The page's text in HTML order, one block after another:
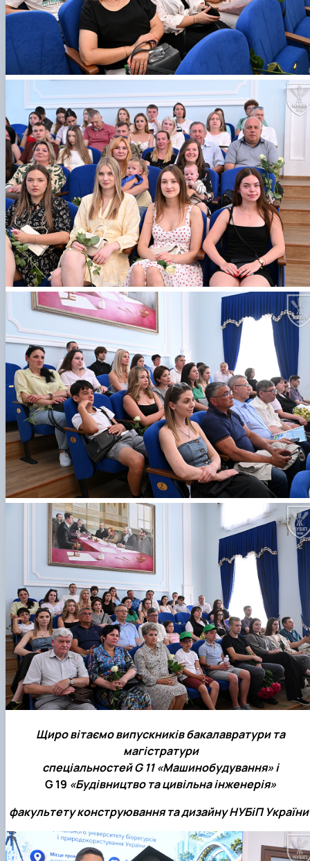
Щиро вітаємо випускників бакалавратури та
магістратури
спеціальностей G 11 «Машинобудування» і
G 19 «Будівництво та цивільна інженерія»
факультету конструювання та дизайну НУБіП